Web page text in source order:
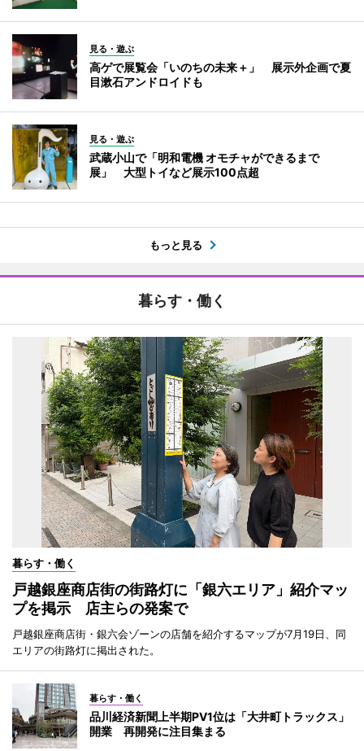
見る・遊ぶ
高ゲで展覧会「いのちの未来＋」 展示外企画で夏
目漱石アンドロイドも
見る・遊ぶ
武蔵小山で「明和電機 オモチャができるまで
展」 大型トイなど展示100点超
もっと見る
暮らす・働く
暮らす・働く
戸越銀座商店街の街路灯に「銀六エリア」紹介マッ
プを掲示 店主らの発案で
戸越銀座商店街・銀六会ゾーンの店舗を紹介するマップが7月19日、同
エリアの街路灯に掲出された。
暮らす・働く
品川経済新聞上半期PV1位は「大井町トラックス」
開業 再開発に注目集まる